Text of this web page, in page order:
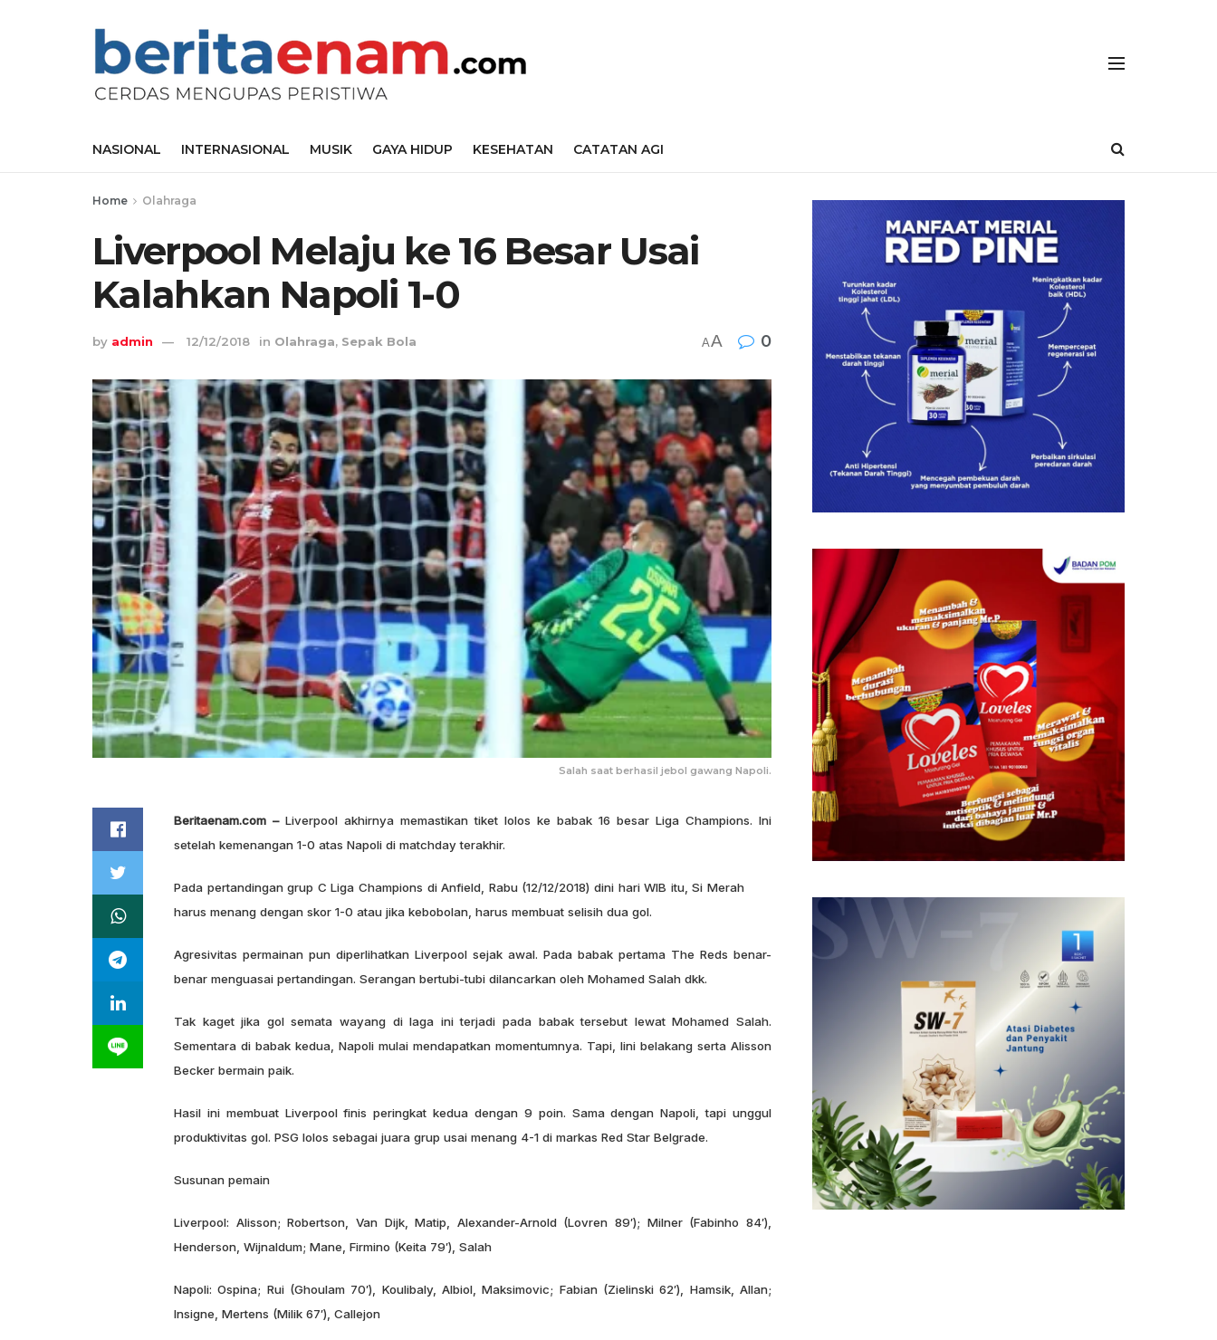
NASIONAL INTERNASIONAL MUSIK GAYA HIDUP KESEHATAN CATATAN AGI
Home Olahraga
Liverpool Melaju ke 16 Besar Usai
Kalahkan Napoli 1-0
by admin 12/12/2018 in Olahraga, Sepak Bola AA 0
Salah saat berhasil jebol gawang Napoli.
Beritaenam.com –Liverpool akhirnya memastikan tiket lolos ke babak 16 besar Liga Champions. Ini
setelah kemenangan 1-0 atas Napoli di matchday terakhir.
Pada pertandingan grup C Liga Champions di Anfield, Rabu (12/12/2018) dini hari WIB itu, Si Merah
harus menang dengan skor 1-0 atau jika kebobolan, harus membuat selisih dua gol.
Agresivitas permainan pun diperlihatkan Liverpool sejak awal. Pada babak pertama The Reds benar-
benar menguasai pertandingan. Serangan bertubi-tubi dilancarkan oleh Mohamed Salah dkk.
Tak kaget jika gol semata wayang di laga ini terjadi pada babak tersebut lewat Mohamed Salah.
Sementara di babak kedua, Napoli mulai mendapatkan momentumnya. Tapi, lini belakang serta Alisson
Becker bermain paik.
Hasil ini membuat Liverpool finis peringkat kedua dengan 9 poin. Sama dengan Napoli, tapi unggul
produktivitas gol. PSG lolos sebagai juara grup usai menang 4-1 di markas Red Star Belgrade.
Susunan pemain
Liverpool: Alisson; Robertson, Van Dijk, Matip, Alexander-Arnold (Lovren 89′); Milner (Fabinho 84′),
Henderson, Wijnaldum; Mane, Firmino (Keita 79′), Salah
Napoli: Ospina; Rui (Ghoulam 70′), Koulibaly, Albiol, Maksimovic; Fabian (Zielinski 62′), Hamsik, Allan;
Insigne, Mertens (Milik 67′), Callejon